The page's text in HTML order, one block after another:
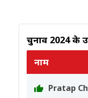
चुनाव 2024 के
नाम
Pratap